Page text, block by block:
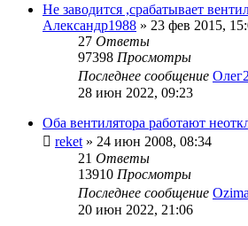
Не заводится ,срабатывает
Александр1988 » 23 фев 2015,
27 Ответы
97398 Просмотры
Последнее сообщение
28 июн 2022, 09:23
Оба вентилятора работают
reket » 24 июн 2008, 08:34
21 Ответы
13910 Просмотры
Последнее сообщение
20 июн 2022, 21:06